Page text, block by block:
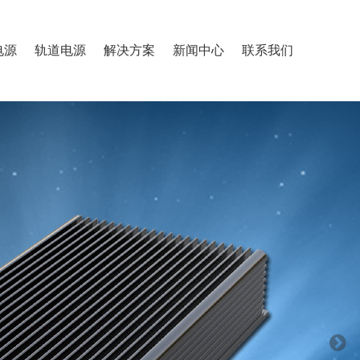
源 轨道电源 解决方案 新闻中心 联系我们